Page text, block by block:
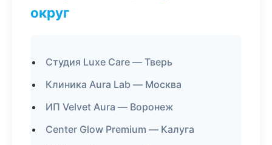
округ
Студия Luxe Care — Тверь
Клиника Aura Lab — Москва
ИП Velvet Aura — Воронеж
Center Glow Premium — Калуга